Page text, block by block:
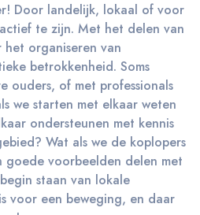
Door landelijk, lokaal of voor
te zijn. Met het delen van
organiseren van
betrokkenheid. Soms
ouders, of met professionals
we starten met elkaar weten
ondersteunen met kennis
Wat als we de koplopers
voorbeelden delen met
staan van lokale
voor een beweging, en daar